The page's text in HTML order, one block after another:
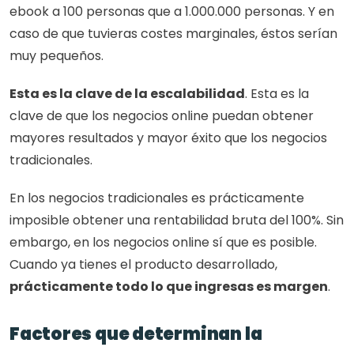
ebook a 100 personas que a 1.000.000 personas. Y en
caso de que tuvieras costes marginales, éstos serían
muy pequeños.
Esta es la clave de la escalabilidad. Esta es la
clave de que los negocios online puedan obtener
mayores resultados y mayor éxito que los negocios
tradicionales.
En los negocios tradicionales es prácticamente
imposible obtener una rentabilidad bruta del 100%. Sin
embargo, en los negocios online sí que es posible.
prácticamente todo lo que ingresas es margen.
Factores que determinan la